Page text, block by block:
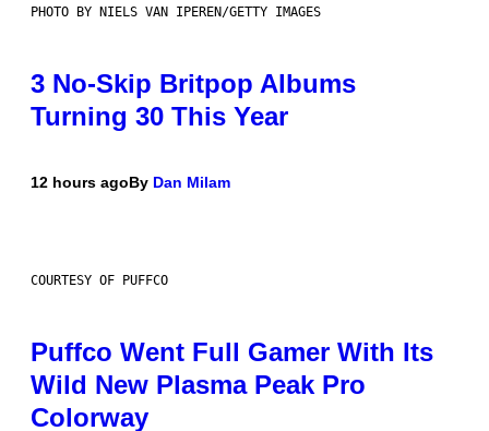
PHOTO BY NIELS VAN IPEREN/GETTY IMAGES
3 No-Skip Britpop Albums
Turning 30 This Year
12 hours agoBy Dan Milam
COURTESY OF PUFFCO
Puffco Went Full Gamer With Its
Wild New Plasma Peak Pro
Colorway